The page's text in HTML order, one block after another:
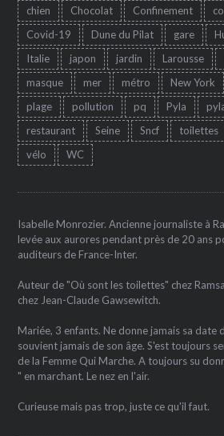
chien
Chocolat Confinement
Covid-19
Dune du Pilat gare
Italie
japon jardin Larousse
masque
mer métro New York
plage
pollution pq Pyla
restaurant
Seine Sncf toilettes
vélo
WC
Isabelle Monrozier. Ancienne journaliste à
levée aux aurores pendant près de 20 ans
auditeurs de France-Inter.
Auteur de "Où sont les toilettes" chez
chez Jean-Claude Gawsewitch.
Mariée, 3 enfants. Ne donne jamais sa date
souvient jamais de son âge. S'est toujours
de la Femme Qui Marche. A toujours su
" en marchant. Le nez en l'air.
Curieuse mais pas trop, juste ce qu'il faut.